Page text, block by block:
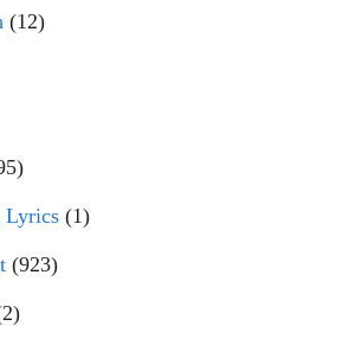
(12)
Lyrics (1)
(923)